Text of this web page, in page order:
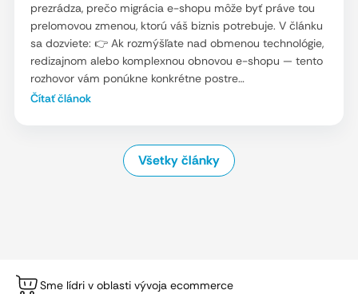
prezrádza, prečo migrácia e-shopu môže byť práve tou
prelomovou zmenou, ktorú váš biznis potrebuje. V článku
sa dozviete: 👉 Ak rozmýšľate nad obmenou technológie,
redizajnom alebo komplexnou obnovou e-shopu — tento
rozhovor vám ponúkne konkrétne postre…
Čítať článok
Všetky články
Sme lídri v oblasti vývoja ecommerce